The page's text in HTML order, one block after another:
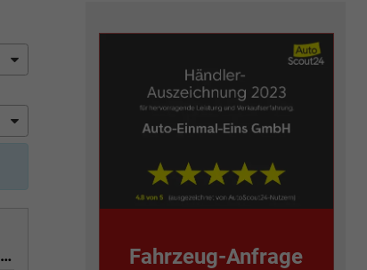
Yes 1.0 80 PS Sitzheizung-App Connect Wireless-Einparkhilfe-Klima-Sofort Fahrzeug-Anfrage